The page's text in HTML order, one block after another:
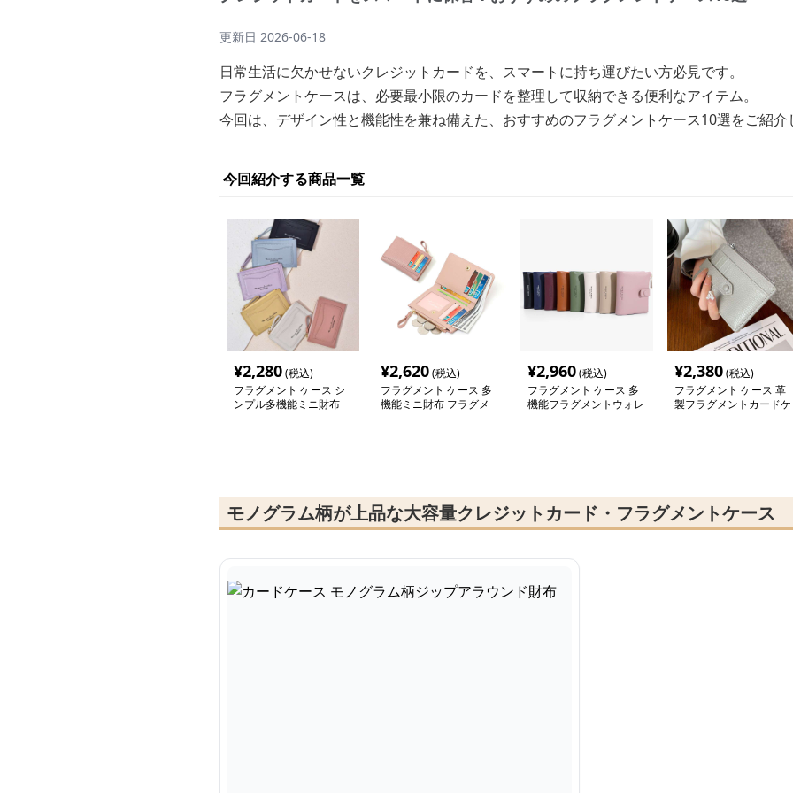
更新日 2026-06-18
日常生活に欠かせないクレジットカードを、スマートに持ち運びたい方必見です。
フラグメントケースは、必要最小限のカードを整理して収納できる便利なアイテム。
今回は、デザイン性と機能性を兼ね備えた、おすすめのフラグメントケース10選をご紹介
今回紹介する商品一覧
¥2,280(税込)
フラグメント ケース シ
ンプル多機能ミニ財布
¥2,620(税込)
フラグメント ケース 多
機能ミニ財布 フラグメ
¥2,960(税込)
フラグメント ケース 多
機能フラグメントウォレ
¥2,380(税込)
フラグメント ケース 革
製フラグメントカードケ
モノグラム柄が上品な大容量クレジットカード・フラグメントケース